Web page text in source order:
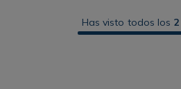
Has visto todos los 2